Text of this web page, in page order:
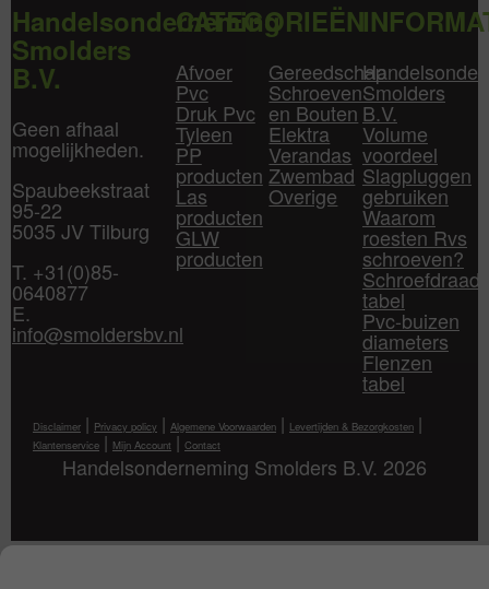
Handelsonderneming
Smolders
B.V.
Geen afhaal
mogelijkheden.
Spaubeekstraat
95-22
5035 JV Tilburg
T. +31(0)85-
0640877
E.
info@smoldersbv.nl
CATEGORIEËN
Afvoer
Pvc
Druk Pvc
Tyleen
PP
producten
Las
producten
GLW
producten
Gereedschap
Schroeven
en Bouten
Elektra
Verandas
Zwembad
Overige
Smolders
B.V.
Volume
voordeel
Slagpluggen
gebruiken
Waarom
roesten Rvs
schroeven?
Schroefdraad
tabel
Pvc-buizen
diameters
Flenzen
tabel
Disclaimer | Privacy policy | Algemene Voorwaarden | Levertijden & Bezorgkosten |
Klantenservice | Mijn Account | Contact
Handelsonderneming Smolders B.V. 2026